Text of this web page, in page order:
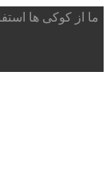
ما از کوکی ها